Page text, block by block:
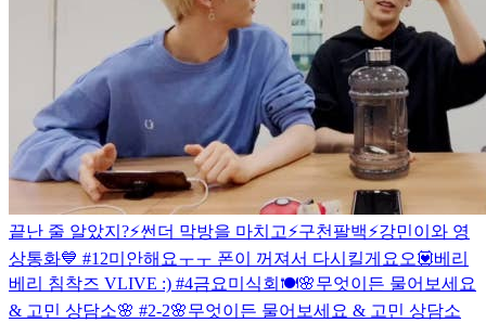
끝난 줄 알았지?⚡️썬더 막방을 마치고⚡️구천팔백⚡️강민이와 영
상통화💙 #12미안해요ㅜㅜ 폰이 꺼져서 다시킬게요오💟베리
베리 침착즈 VLIVE :) #4금요미식회🍽🌸무엇이든 물어보세요
& 고민 상담소🌸 #2-2🌸무엇이든 물어보세요 & 고민 상담소